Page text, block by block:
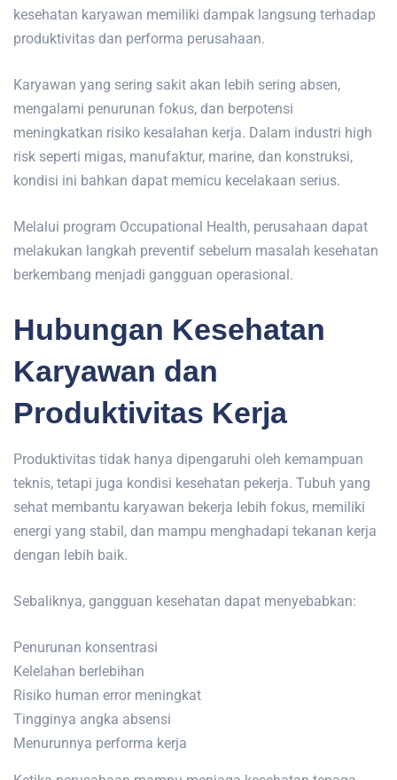
kesehatan karyawan memiliki dampak langsung terhadap
produktivitas dan performa perusahaan.
Karyawan yang sering sakit akan lebih sering absen,
mengalami penurunan fokus, dan berpotensi
meningkatkan risiko kesalahan kerja. Dalam industri high
risk seperti migas, manufaktur, marine, dan konstruksi,
kondisi ini bahkan dapat memicu kecelakaan serius.
Melalui program Occupational Health, perusahaan dapat
melakukan langkah preventif sebelum masalah kesehatan
berkembang menjadi gangguan operasional.
Hubungan Kesehatan
Karyawan dan
Produktivitas Kerja
Produktivitas tidak hanya dipengaruhi oleh kemampuan
teknis, tetapi juga kondisi kesehatan pekerja. Tubuh yang
sehat membantu karyawan bekerja lebih fokus, memiliki
energi yang stabil, dan mampu menghadapi tekanan kerja
dengan lebih baik.
Sebaliknya, gangguan kesehatan dapat menyebabkan:
Penurunan konsentrasi
Kelelahan berlebihan
Risiko human error meningkat
Tingginya angka absensi
Menurunnya performa kerja